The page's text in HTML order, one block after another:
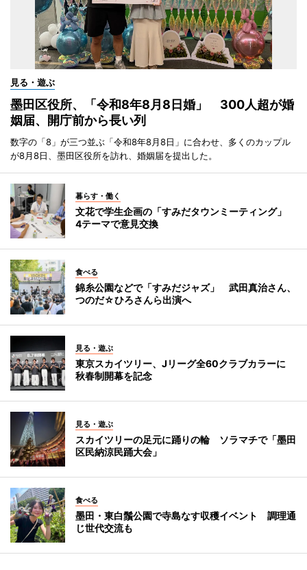
見る・遊ぶ
墨田区役所、「令和8年8月8日婚」 300人超が婚
姻届、開庁前から長い列
数字の「8」が三つ並ぶ「令和8年8月8日」に合わせ、多くのカップル
が8月8日、墨田区役所を訪れ、婚姻届を提出した。
暮らす・働く
文花で学生企画の「すみだタウンミーティング」
4テーマで意見交換
食べる
錦糸公園などで「すみだジャズ」 武田真治さん、
つのだ☆ひろさんら出演へ
見る・遊ぶ
東京スカイツリー、Jリーグ全60クラブカラーに
秋春制開幕を記念
見る・遊ぶ
スカイツリーの足元に踊りの輪 ソラマチで「墨田
区民納涼民踊大会」
食べる
墨田・東白鬚公園で寺島なす収穫イベント 調理通
じ世代交流も